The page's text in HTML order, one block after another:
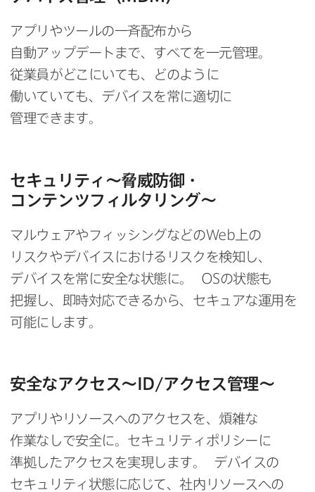
アプリや​ツールの​一斉配布から​
自動アップデートまで、​すべてを​一元管理。
従業員が​どこに​いても、​どのように​
働いていても、​デバイスを​常に​適切に​
管理できます。
セキュリティ～脅威防御・
コンテンツフィルタリング～
マルウェアや​フィッシングなどのWeb 上の​
リスクや​デバイスに​おける​リスクを​検知し、​
デバイスを​常に​安全な​状態に。
OSの​状態も​
把握し、​即時対応できるから、​セキュアな​運用を​
可能にします。
安全な​アクセス～ ID/アクセス管理～
アプリやリソースへの​アクセスを、​煩雑な​
作業なしで​安全に。​セキュリティポリシーに​
準拠した​アクセスを​実現します。
デバイスの​
セキュリティ状態に​応じて、​社内リソースへの​